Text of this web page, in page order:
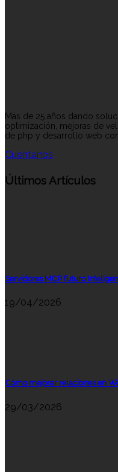
Más de 25 años dando
optimización, mejoras de
de php y desarrollo web
Cuéntanos
Últimos Artículos
Servidores MCP futuro
19/04/2026
Cómo mejorar relaciones en
29/03/2026